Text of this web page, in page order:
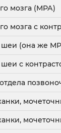
мозга (МРА)
мозга с
шеи (она же
с